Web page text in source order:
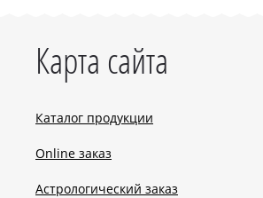
Карта сайта
Каталог продукции
Online заказ
Астрологический заказ